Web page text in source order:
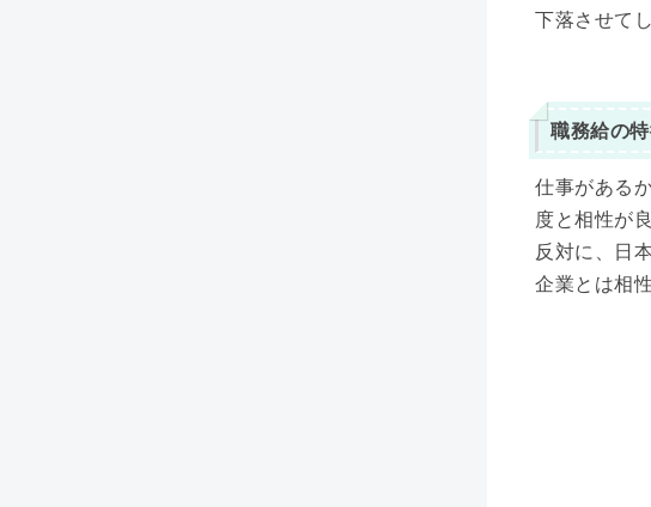
下落させて
職務給の
仕事がある
度と相性が
反対に、日
企業とは相